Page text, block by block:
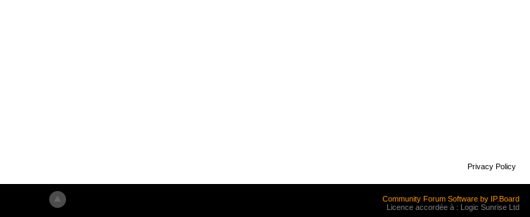
Privacy Policy
Community Forum Software by IP.Board
Licence accordée à : Logic Sunrise Ltd